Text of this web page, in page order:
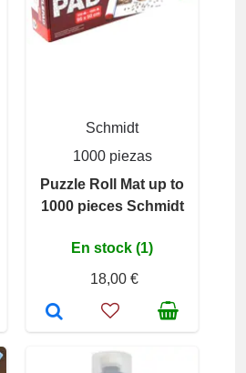
Schmidt
1000 piezas
Puzzle Roll Mat up to
1000 pieces Schmidt
En stock (1)
18,00 €